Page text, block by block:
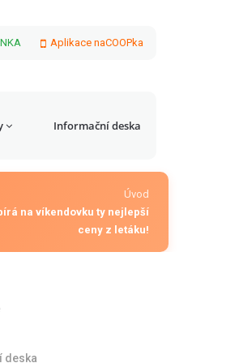
Aplikace naCOOPka
Informační deska
Úvod
na víkendovku ty nejlepší
ceny z letáku!
deska